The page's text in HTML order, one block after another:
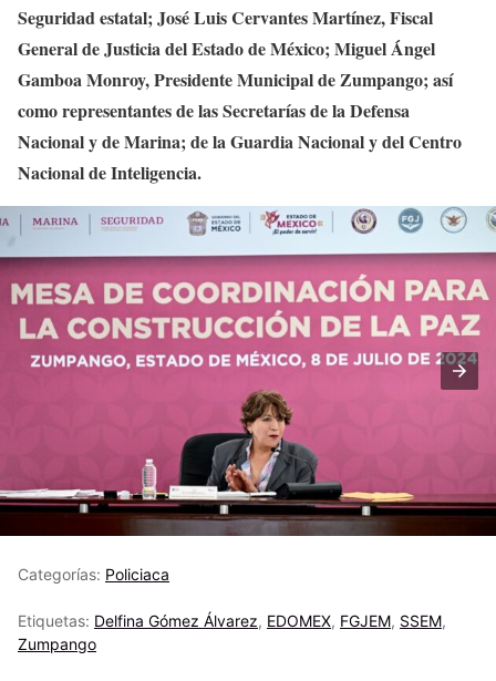
Seguridad estatal; José Luis Cervantes Martínez, Fiscal
General de Justicia del Estado de México; Miguel Ángel
Gamboa Monroy, Presidente Municipal de Zumpango; así
como representantes de las Secretarías de la Defensa
Nacional y de Marina; de la Guardia Nacional y del Centro
Nacional de Inteligencia.
Categorías: Policiaca
Etiquetas: Delfina Gómez Álvarez, EDOMEX, FGJEM, SSEM,
Zumpango